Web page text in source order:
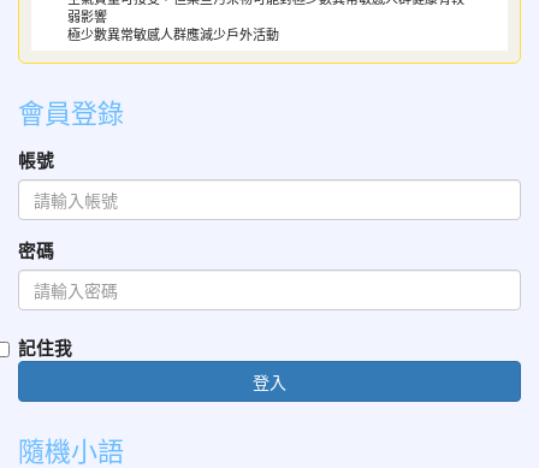
弱影響
極少數異常敏感人群應減少戶外活動
會員登錄
帳號
密碼
記住我
登入
隨機小語